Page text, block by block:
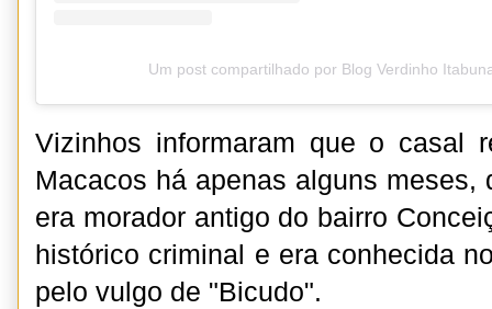
Um post compartilhado por Blog Verdinho
Vizinhos informaram que o casal
Macacos há apenas alguns meses,
era morador antigo do bairro
histórico criminal e era conhecida
pelo vulgo de "Bicudo".